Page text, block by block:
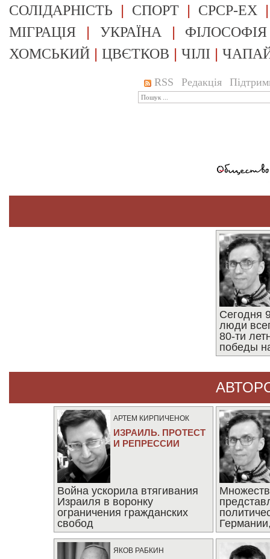
СОЛІДАРНІСТЬ | СПОРТ | СРСР-EX
МІГРАЦІЯ | УКРАЇНА | ФІЛОСОФІЯ
ХОМСЬКИЙ | ЦВЄТКОВ | ЧІЛІ |
RSS Редакція
Сегодня
люди
80-ти
победы
АРТЕМ КИРПИЧЕНОК
ИЗРАИЛЬ. ПРОТЕСТ
И РЕПРЕССИИ
Война ускорила втягивания
Израиля в воронку
ограничения гражданских
свобод
ЯКОВ РАБКИН